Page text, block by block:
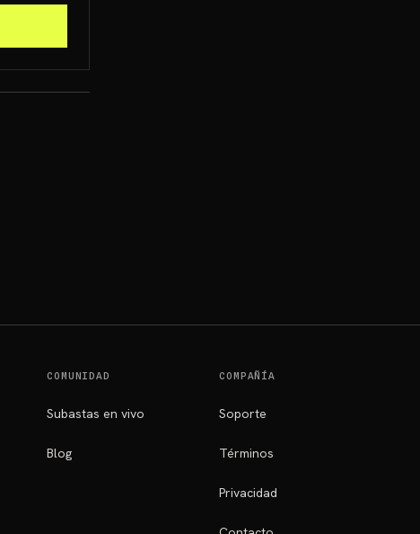
COMUNIDAD
Subastas en vivo
Blog
COMPAÑÍA
Soporte
Términos
Privacidad